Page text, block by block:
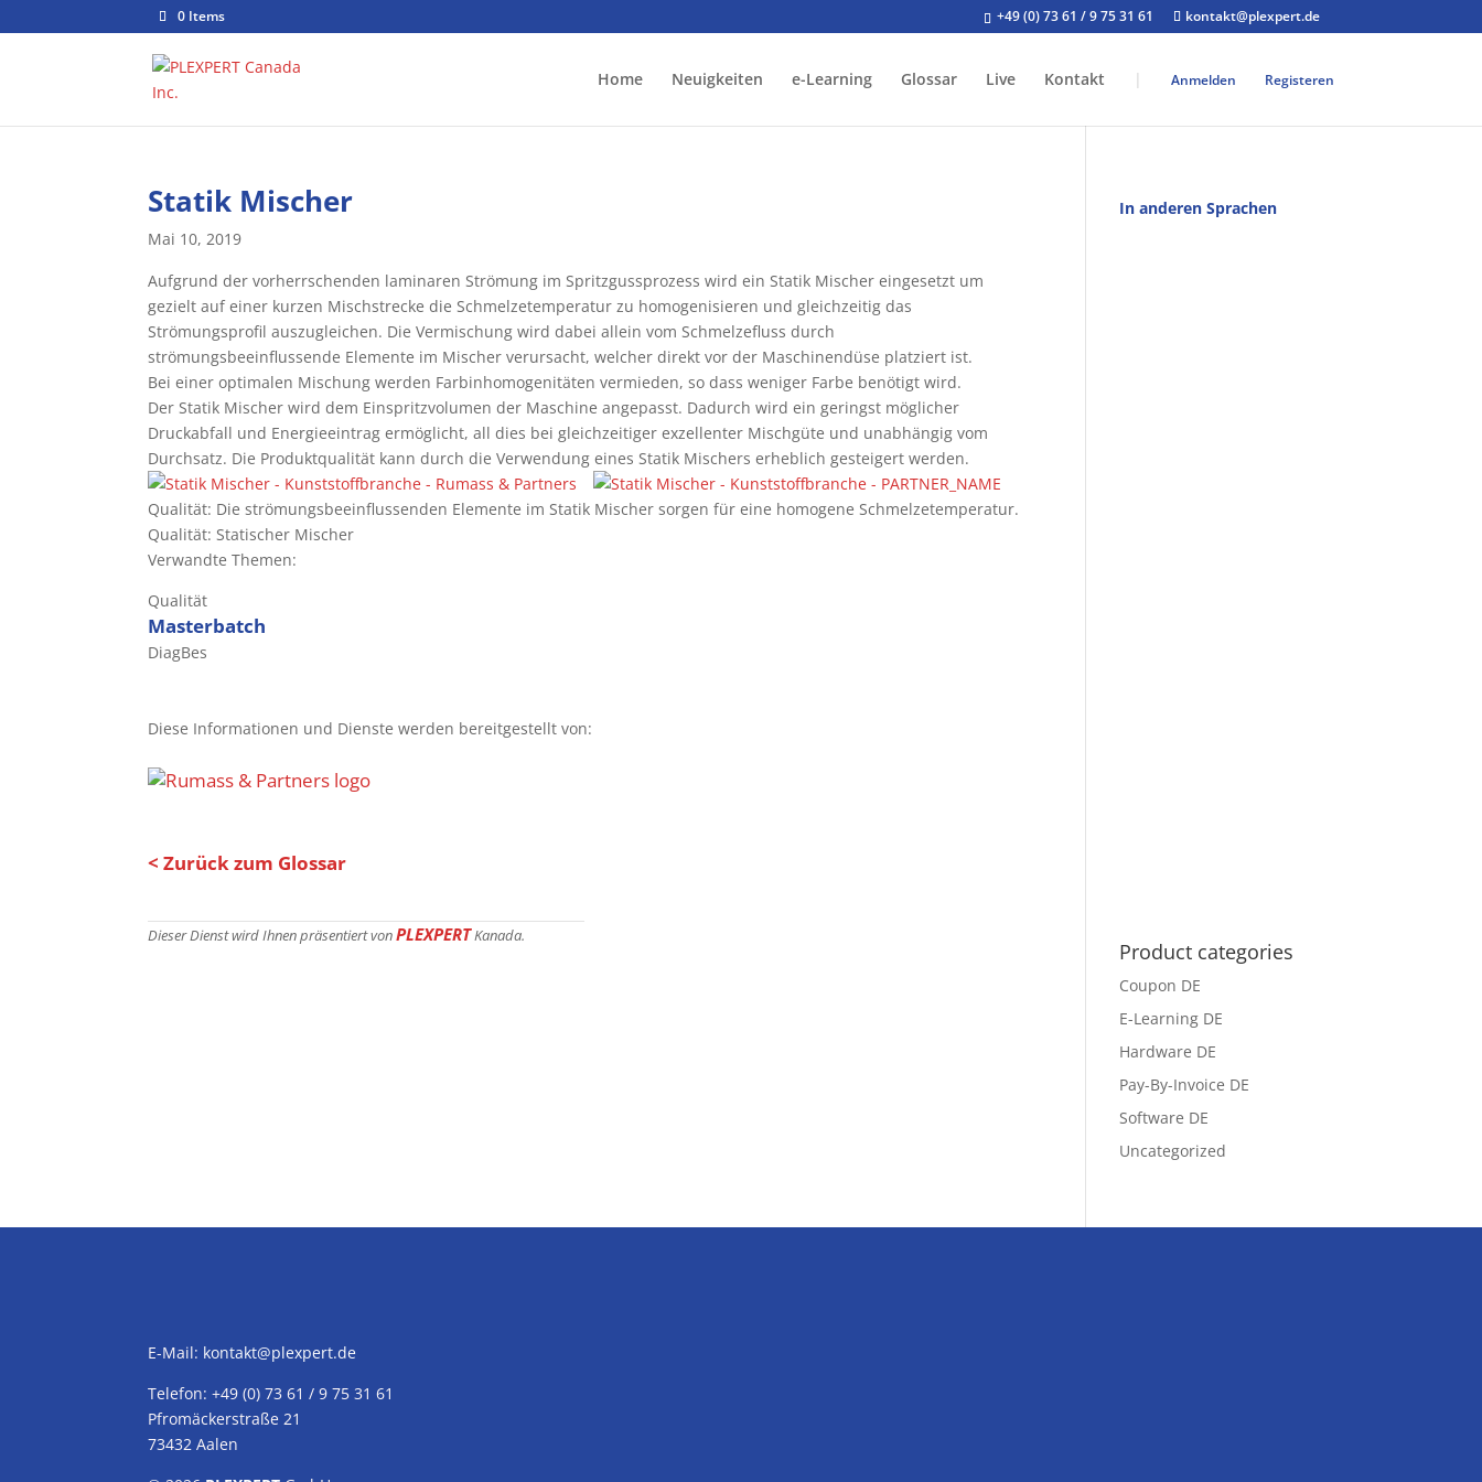
+49 (0) 73 61 / 9 75 31 61 kontakt@plexpert.de
0 Items
Home Neuigkeiten e-Learning Glossar Live Kontakt | Anmelden Registeren
Statik Mischer
Mai 10, 2019
Aufgrund der vorherrschenden laminaren Strömung im Spritzgussprozess wird ein Statik Mischer eingesetzt um
gezielt auf einer kurzen Mischstrecke die Schmelzetemperatur zu homogenisieren und gleichzeitig das
Strömungsprofil auszugleichen. Die Vermischung wird dabei allein vom Schmelzefluss durch
strömungsbeeinflussende Elemente im Mischer verursacht, welcher direkt vor der Maschinendüse platziert ist.
Bei einer optimalen Mischung werden Farbinhomogenitäten vermieden, so dass weniger Farbe benötigt wird.
Der Statik Mischer wird dem Einspritzvolumen der Maschine angepasst. Dadurch wird ein geringst möglicher
Druckabfall und Energieeintrag ermöglicht, all dies bei gleichzeitiger exzellenter Mischgüte und unabhängig vom
Durchsatz. Die Produktqualität kann durch die Verwendung eines Statik Mischers erheblich gesteigert werden.
Qualität: Die strömungsbeeinflussenden Elemente im Statik Mischer sorgen für eine homogene Schmelzetemperatur.
Qualität: Statischer Mischer
Verwandte Themen:
Qualität
Masterbatch
DiagBes
Diese Informationen und Dienste werden bereitgestellt von:
< Zurück zum Glossar
Dieser Dienst wird Ihnen präsentiert vonPLEXPERTKanada.
In anderen Sprachen
Product categories
Coupon DE
E-Learning DE
Hardware DE
Pay-By-Invoice DE
Software DE
Uncategorized
E-Mail: kontakt@plexpert.de
Telefon: +49 (0) 73 61 / 9 75 31 61
Pfromäckerstraße 21
73432 Aalen